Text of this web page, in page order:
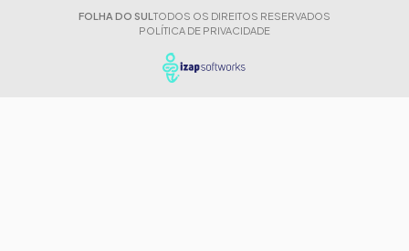
FOLHA DO SUL TODOS OS DIREITOS RESERVADOS
POLÍTICA DE PRIVACIDADE